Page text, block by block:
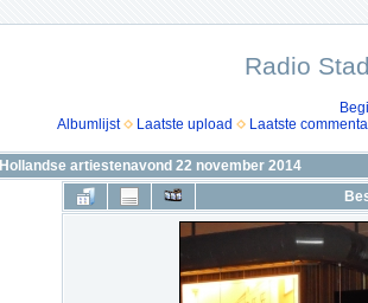
Radio
Albumlijst
Laatste upload Laatste
Hollandse artiestenavond 22 november 2014